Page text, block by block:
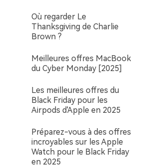
Où regarder Le
Thanksgiving de Charlie
Brown ?
Meilleures offres MacBook
du Cyber Monday [2025]
Les meilleures offres du
Black Friday pour les
Airpods d'Apple en 2025
Préparez-vous à des offres
incroyables sur les Apple
Watch pour le Black Friday
en 2025